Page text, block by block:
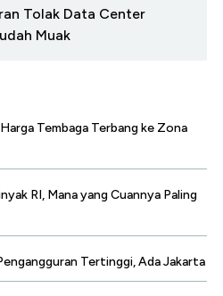
Tolak Data Center
Muak
Tembaga Terbang ke Zona
RI, Mana yang Cuannya Paling
Tertinggi, Ada Jakarta